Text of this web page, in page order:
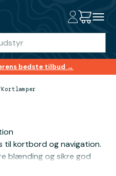
bedste tilbud →
Kortlamper
kortbord og navigation.
blænding og sikre god